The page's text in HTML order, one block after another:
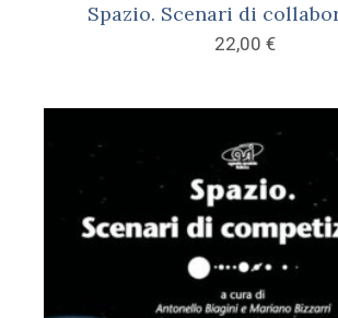
Spazio. Scenari di
22,00 €